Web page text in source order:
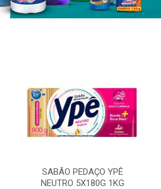
SABÃO PEDAÇO YPÊ
NEUTRO 5X180G 1KG